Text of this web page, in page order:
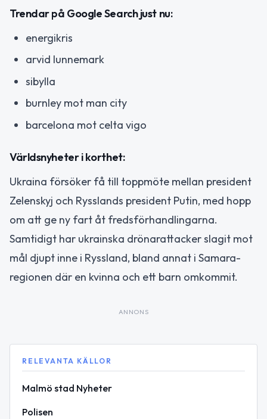
Trendar på Google Search just nu:
energikris
arvid lunnemark
sibylla
burnley mot man city
barcelona mot celta vigo
Världsnyheter i korthet:
Ukraina försöker få till toppmöte mellan president
Zelenskyj och Rysslands president Putin, med hopp
om att ge ny fart åt fredsförhandlingarna.
Samtidigt har ukrainska drönarattacker slagit mot
mål djupt inne i Ryssland, bland annat i Samara-
regionen där en kvinna och ett barn omkommit.
ANNONS
RELEVANTA KÄLLOR
Malmö stad Nyheter
Polisen